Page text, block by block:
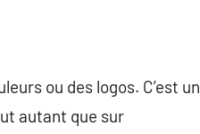
ou des logos. C’est un
autant que sur